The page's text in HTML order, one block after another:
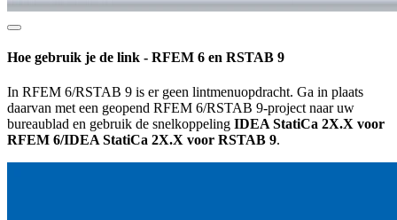
Hoe gebruik je de link - RFEM 6 en RSTAB 9
In RFEM 6/RSTAB 9 is er geen lintmenuopdracht. Ga in plaats
daarvan met een geopend RFEM 6/RSTAB 9-project naar uw
bureaublad en gebruik de snelkoppeling IDEA StatiCa 2X.X voor
RFEM 6/IDEA StatiCa 2X.X voor RSTAB 9.